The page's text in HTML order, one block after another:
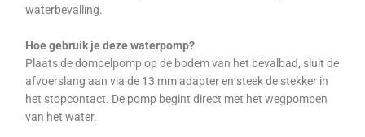
waterbevalling.
Hoe gebruik je deze waterpomp?
Plaats de dompelpomp op de bodem van het bevalbad, sluit de
afvoerslang aan via de 13 mm adapter en steek de stekker in
het stopcontact. De pomp begint direct met het wegpompen
van het water.